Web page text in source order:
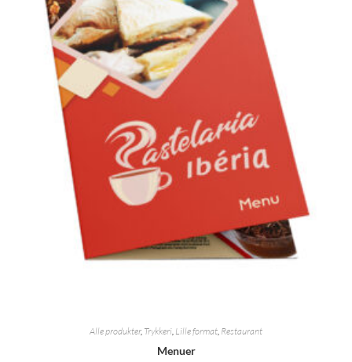
Alle produkter, Trykkeri, Lille format, Restaurant
Menuer